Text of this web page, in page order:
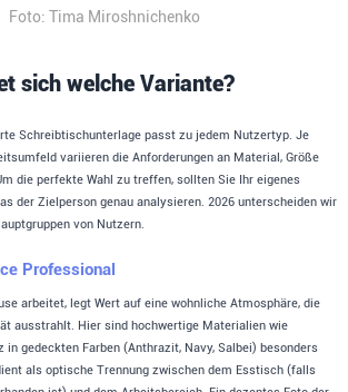
Foto: Tima Miroshnichenko
sich welche Variante?
Schreibtischunterlage passt zu jedem Nutzertyp. Je
variieren die Anforderungen an Material, Größe
die perfekte Wahl zu treffen, sollten Sie Ihr eigenes
der Zielperson genau analysieren. 2026 unterscheiden wir
von Nutzern.
Professional
arbeitet, legt Wert auf eine wohnliche Atmosphäre, die
ausstrahlt. Hier sind hochwertige Materialien wie
in gedeckten Farben (Anthrazit, Navy, Salbei) besonders
als optische Trennung zwischen dem Esstisch (falls